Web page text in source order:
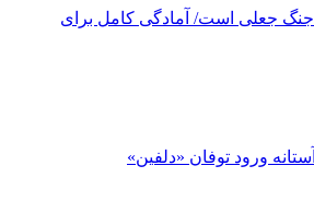
جعلی است/ آمادگی کامل برای
ورود توفان «دلفین»